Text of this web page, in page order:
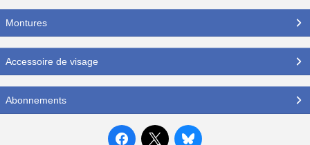
Montures
Accessoire de visage
Abonnements